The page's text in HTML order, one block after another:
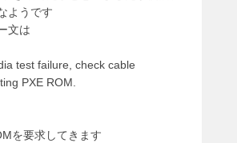
ようです
文は
test failure, check cable
PXE ROM.
を要求してきます